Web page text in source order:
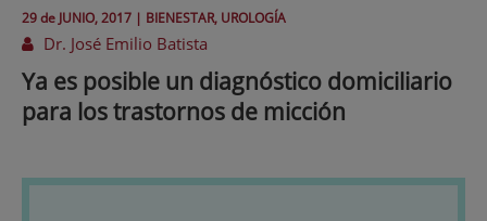
29 de JUNIO, 2017 | BIENESTAR, UROLOGÍA
Dr. José Emilio Batista
Ya es posible un diagnóstico domiciliario
para los trastornos de micción